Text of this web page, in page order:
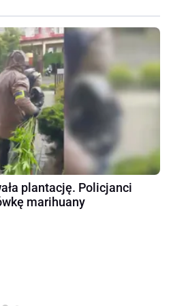
plantację. Policjanci
marihuany